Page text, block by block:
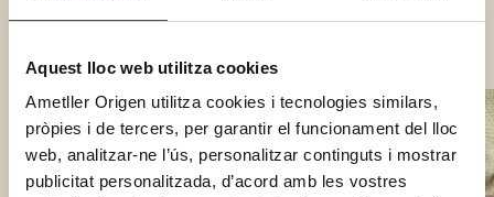
Aquest lloc web utilitza cookies
Ametller Origen utilitza cookies i tecnologies similars,
pròpies i de tercers, per garantir el funcionament del lloc
web, analitzar-ne l’ús, personalitzar continguts i mostrar
publicitat personalitzada, d’acord amb les vostres